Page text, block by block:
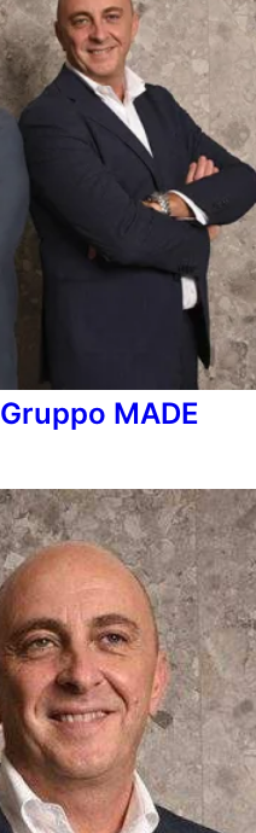
Gruppo MADE